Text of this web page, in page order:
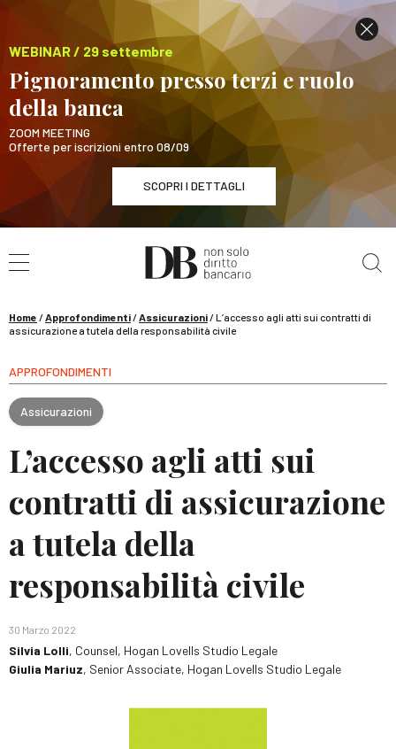
WEBINAR / 29 settembre
Pignoramento presso terzi e ruolo
della banca
ZOOM MEETING
Offerte per iscrizioni entro 08/09
SCOPRI I DETTAGLI
WEBINAR / 29 settembre
Pignoramento presso terzi e ruolo della banca
Home /Approfondimenti/Assicurazioni/L’accesso agli atti sui contratti di
assicurazione a tutela della responsabilità civile
APPROFONDIMENTI
Assicurazioni
L’accesso agli atti sui
contratti di assicurazione
a tutela della
responsabilità civile
30 Marzo 2022
Silvia Lolli, Counsel, Hogan Lovells Studio Legale
Giulia Mariuz, Senior Associate, Hogan Lovells Studio Legale